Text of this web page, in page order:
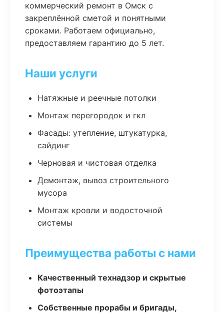
коммерческий ремонт в Омск с
закреплённой сметой и понятными
сроками. Работаем официально,
предоставляем гарантию до 5 лет.
Наши услуги
Натяжные и реечные потолки
Монтаж перегородок и гкл
Фасады: утепление, штукатурка,
сайдинг
Черновая и чистовая отделка
Демонтаж, вывоз строительного
мусора
Монтаж кровли и водосточной
системы
Преимущества работы с нами
Качественный технадзор и скрытые
фотоэтапы
Собственные прорабы и бригады,